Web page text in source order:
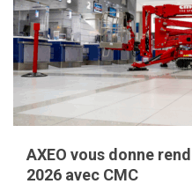
AXEO vous donne
2026 avec CMC